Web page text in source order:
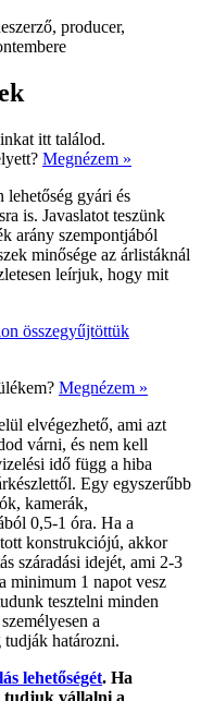
producer,
itt találod.
Megnézem »
lehetőség gyári és
is. Javaslatot teszünk
arány szempontjából
minősége az árlistáknál
leírjuk, hogy mit
összegyűjtöttük
Megnézem »
elvégezhető, ami azt
várni, és nem kell
idő függ a hiba
Egy egyszerűbb
kamerák,
0,5-1 óra. Ha a
konstrukciójú, akkor
száradási idejét, ami 2-3
minimum 1 napot vesz
tesztelni minden
a
határozni.
lehetőségét. Ha
tudjuk vállalni a